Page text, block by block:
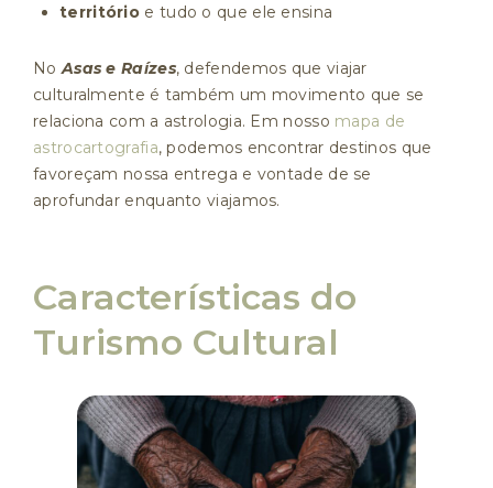
território e tudo o que ele ensina
NoAsas e Raízes, defendemos que viajar
culturalmente é também um movimento que se
relaciona com a astrologia. Em nosso mapa de
astrocartografia, podemos encontrar destinos que
favoreçam nossa entrega e vontade de se
aprofundar enquanto viajamos.
Características do
Turismo Cultural